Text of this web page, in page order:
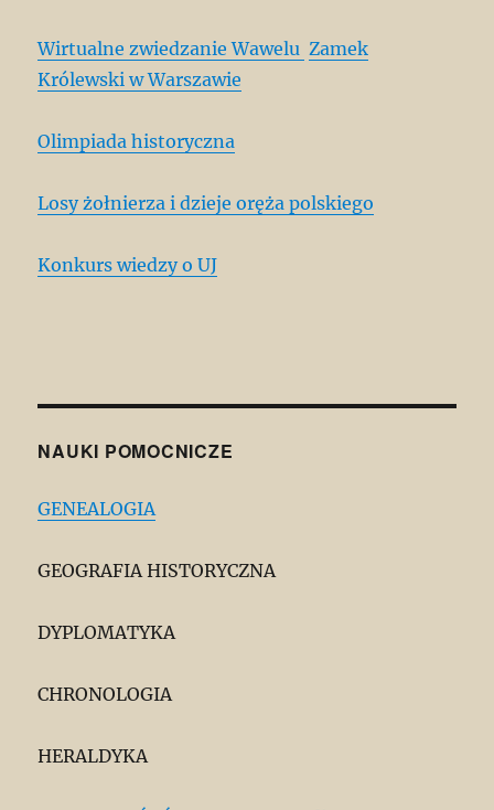
Wirtualne zwiedzanie Wawelu Zamek
Królewski w Warszawie
Olimpiada historyczna
Losy żołnierza i dzieje oręża polskiego
Konkurs wiedzy o UJ
NAUKI POMOCNICZE
GENEALOGIA
GEOGRAFIA HISTORYCZNA
DYPLOMATYKA
CHRONOLOGIA
HERALDYKA